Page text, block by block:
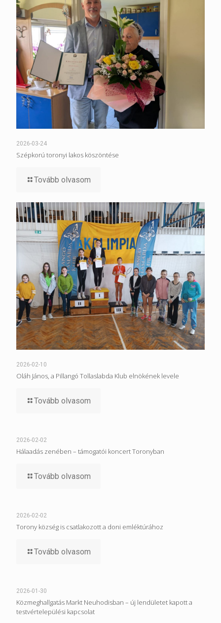
2026-03-24
Szépkorú toronyi lakos köszöntése
Tovább olvasom
2026-02-10
Oláh János, a Pillangó Tollaslabda Klub elnökének levele
Tovább olvasom
2026-02-02
Hálaadás zenében – támogatói koncert Toronyban
Tovább olvasom
2026-02-02
Torony község is csatlakozott a doni emléktúrához
Tovább olvasom
2026-01-30
Közmeghallgatás Markt Neuhodisban – új lendületet kapott a
testvértelepülési kapcsolat